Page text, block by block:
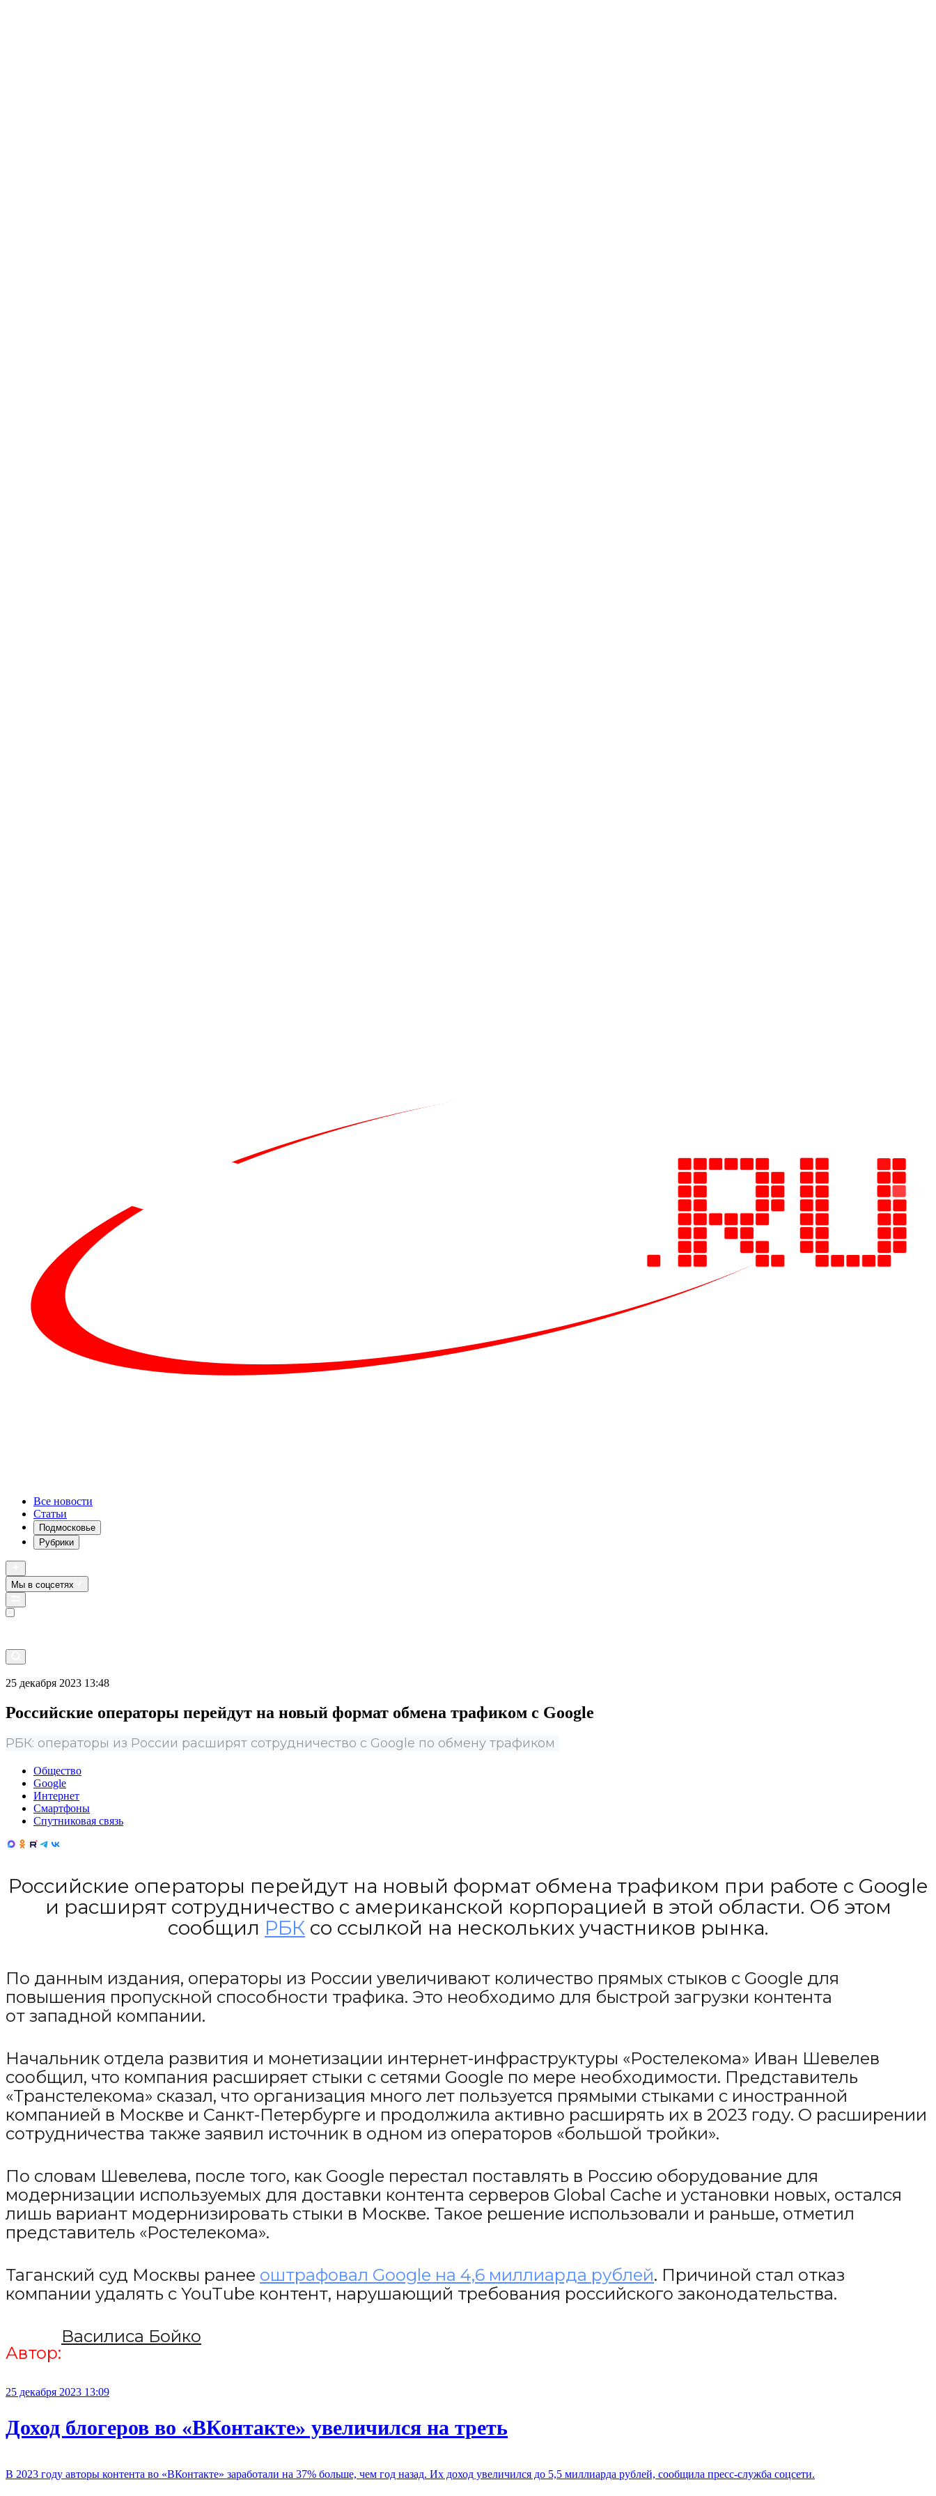
Все новости
Статьи
Подмосковье
Рубрики
Мы в соцсетях
25 декабря 2023 13:48
Российские операторы перейдут на новый формат обмена трафиком с Google
РБК: операторы из России расширят сотрудничество с Google по обмену трафиком
Общество
Google
Интернет
Смартфоны
Спутниковая связь
Российские операторы перейдут на новый формат обмена трафиком при работе с Google
и расширят сотрудничество с американской корпорацией в этой области. Об этом
сообщил РБК со ссылкой на нескольких участников рынка.
По данным издания, операторы из России увеличивают количество прямых стыков с Google для
повышения пропускной способности трафика. Это необходимо для быстрой загрузки контента
от западной компании.
Начальник отдела развития и монетизации интернет-инфраструктуры «Ростелекома» Иван Шевелев
сообщил, что компания расширяет стыки с сетями Google по мере необходимости. Представитель
«Транстелекома» сказал, что организация много лет пользуется прямыми стыками с иностранной
компанией в Москве и Санкт-Петербурге и продолжила активно расширять их в 2023 году. О расширении
сотрудничества также заявил источник в одном из операторов «большой тройки».
По словам Шевелева, после того, как Google перестал поставлять в Россию оборудование для
модернизации используемых для доставки контента серверов Global Cache и установки новых, остался
лишь вариант модернизировать стыки в Москве. Такое решение использовали и раньше, отметил
представитель «Ростелекома».
Таганский суд Москвы ранее оштрафовал Google на 4,6 миллиарда рублей. Причиной стал отказ
компании удалять с YouTube контент, нарушающий требования российского законодательства.
Автор:
Василиса Бойко
25 декабря 2023 13:09
Доход блогеров во «ВКонтакте» увеличился на треть
В 2023 году авторы контента во «ВКонтакте» заработали на 37% больше, чем год назад. Их доход увеличился до 5,5 миллиарда рублей, сообщила пресс-служба соцсети.